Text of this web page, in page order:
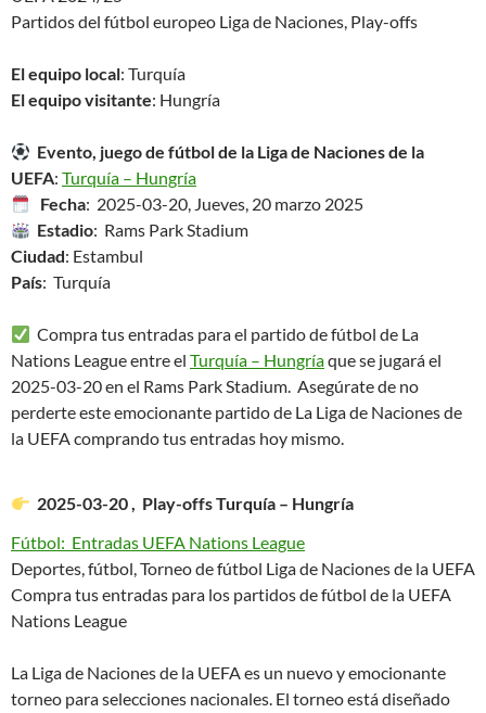
Partidos del fútbol europeo Liga de Naciones, Play-offs
El equipo local: Turquía
El equipo visitante: Hungría
Evento, juego de fútbol de la Liga de Naciones de la
UEFA: Turquía – Hungría
Fecha: 2025-03-20, Jueves, 20 marzo 2025
Estadio: Rams Park Stadium
Ciudad: Estambul
País: Turquía
Compra tus entradas para el partido de fútbol de La
Nations League entre el Turquía – Hungríaque se jugará el
2025-03-20 en el Rams Park Stadium. Asegúrate de no
perderte este emocionante partido de La Liga de Naciones de
la UEFA comprando tus entradas hoy mismo.
2025-03-20 , Play-offs Turquía – Hungría
Fútbol: Entradas UEFA Nations League
Deportes, fútbol, Torneo de fútbol Liga de Naciones de la UEFA
Compra tus entradas para los partidos de fútbol de la UEFA
Nations League
La Liga de Naciones de la UEFA es un nuevo y emocionante
torneo para selecciones nacionales. El torneo está diseñado